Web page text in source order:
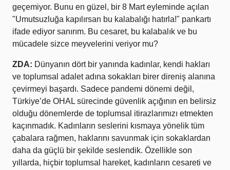
geçemiyor. Bunu en güzel, bir 8 Mart eyleminde açılan
"Umutsuzluğa kapılırsan bu kalabalığı hatırla!" pankartı
ifade ediyor sanırım. Bu cesaret, bu kalabalık ve bu
mücadele sizce meyvelerini veriyor mu?
ZDA: Dünyanın dört bir yanında kadınlar, kendi hakları
ve toplumsal adalet adına sokakları birer direniş alanına
çevirmeyi başardı. Sadece pandemi dönemi değil,
Türkiye’de OHAL sürecinde güvenlik açığının en belirsiz
olduğu dönemlerde de toplumsal itirazlarımızı etmekten
kaçınmadık. Kadınların seslerini kısmaya yönelik tüm
çabalara rağmen, haklarını savunmak için sokaklardan
daha da güçlü bir şekilde seslendik. Özellikle son
yıllarda, hiçbir toplumsal hareket, kadınların cesareti ve